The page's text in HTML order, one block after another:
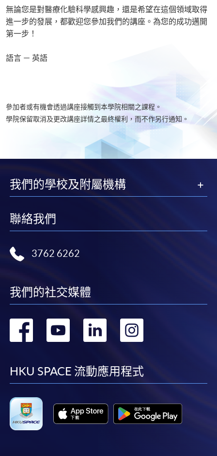
無論您是對醫療化驗科學感興趣，還是希望在這個領域取得
進一步的發展，都歡迎您參加我們的講座。為您的成功邁開
第一步！
語言 － 英語
參加者或有機會透過講座接觸到本學院相關之課程。
學院保留取消及更改講座詳情之最終權利，而不作另行通知。
我們的學校及附屬機構
聯絡我們
3762 6262
我們的社交媒體
轉
facebook
轉
youtube
轉
linkedin
HKU SPACE 流動應用程式